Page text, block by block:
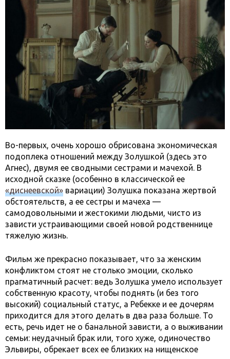
Во-первых, очень хорошо обрисована экономическая
подоплека отношений между Золушкой (здесь это
Агнес), двумя ее сводными сестрами и мачехой. В
исходной сказке (особенно в классической ее
«диснеевской» вариации) Золушка показана жертвой
обстоятельств, а ее сестры и мачеха —
самодовольными и жестокими людьми, чисто из
зависти устраивающими своей новой родственнице
тяжелую жизнь.
Фильм же прекрасно показывает, что за женским
конфликтом стоят не столько эмоции, сколько
прагматичный расчет: ведь Золушка умело использует
собственную красоту, чтобы поднять (и без того
высокий) социальный статус, а Ребекке и ее дочерям
приходится для этого делать в два раза больше. То
есть, речь идет не о банальной зависти, а о выживании
семьи: неудачный брак или, того хуже, одиночество
Эльвиры, обрекает всех ее близких на нищенское